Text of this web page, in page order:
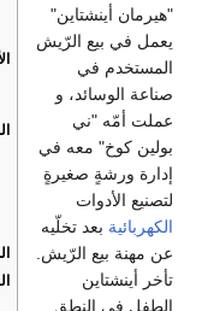
"هيرمان أينشتاين"
يعمل في بيع الرّيش
المستخدم في
صناعة الوسائد، و
عملت أمّه "ني
بولين كوخ" معه في
إدارة ورشةٍ صغيرةٍ
لتصنيع الأدوات
الكهربائية بعد تخلّيه
عن مهنة بيع الرّيش.
تأخر أينشتاين
الطفل في النطق